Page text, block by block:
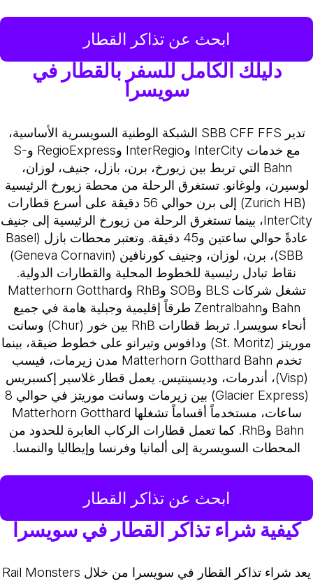
ابحث عن تذاكر القطار
دليلك الكامل للسفر بالقطار في
سويسرا
تدير SBB CFF FFS الشبكة الوطنية السويسرية الأساسية،
مع خدمات InterCity وInterRegio وRegioExpress وS-
Bahn التي تربط بين زيورخ، برن، بازل، جنيف، لوزان،
لوسيرن، ولوغانو. تستغرق الرحلة من محطة زيورخ الرئيسية
(Zurich HB) إلى برن حوالي 56 دقيقة على أسرع قطارات
InterCity، بينما تستغرق الرحلة من زيورخ الرئيسية إلى جنيف
عادةً حوالي ساعتين و45 دقيقة. وتعتبر محطات بازل (Basel
SBB)، برن، لوزان، وجنيف كورنافين (Geneva Cornavin)
نقاط تبادل رئيسية للخطوط المحلية والقطارات الدولية.
تشغل شركات BLS وSOB وRhB وMatterhorn Gotthard
Bahn وZentralbahn طرقاً إقليمية وجبلية هامة في جميع
أنحاء سويسرا. تربط قطارات RhB بين خور (Chur) وسانت
موريتز (St. Moritz) ودافوس وتيرانو على خطوط ضيقة، بينما
تخدم Matterhorn Gotthard Bahn مدن زيرمات، فيسب
(Visp)، أندرمات، وديسينتيس. يعمل قطار غلاسير إكسبريس
(Glacier Express) بين زيرمات وسانت موريتز في حوالي 8
ساعات، مستخدماً أقساماً تشغلها Matterhorn Gotthard
Bahn وRhB. كما تعمل قطارات الركاب العابرة للحدود من
المحطات السويسرية إلى ألمانيا وفرنسا وإيطاليا والنمسا.
ابحث عن تذاكر القطار
كيفية شراء تذاكر القطار في سويسرا
يعد شراء تذاكر القطار في سويسرا من خلال Rail Monsters